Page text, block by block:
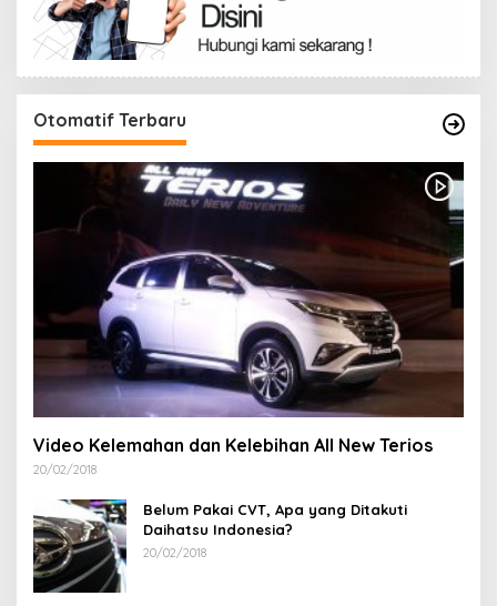
Otomatif Terbaru
Video Kelemahan dan Kelebihan All New Terios
20/02/2018
Belum Pakai CVT, Apa yang Ditakuti
Daihatsu Indonesia?
20/02/2018